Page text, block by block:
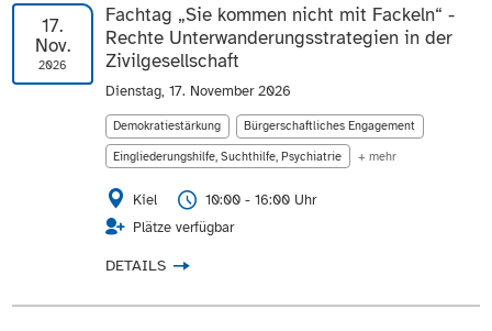
17.
Nov.
2026
Fachtag „Sie kommen nicht mit Fackeln“ -
Rechte Unterwanderungsstrategien in der
Zivilgesellschaft
Dienstag, 17. November 2026
Demokratiestärkung
Bürgerschaftliches Engagement
Eingliederungshilfe, Suchthilfe, Psychiatrie
+ mehr
Kiel
10:00 - 16:00 Uhr
Plätze verfügbar
DETAILS